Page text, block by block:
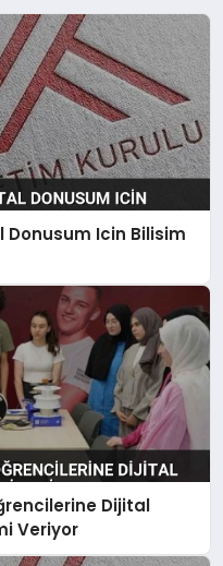
Icin Bilisim
Dijital
Veriyor